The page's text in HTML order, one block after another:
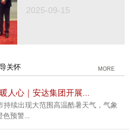
2025-09-15
关怀 MORE
人心｜安达集团开展...
持续出现大范围高温酷暑天气，气象
色预警...